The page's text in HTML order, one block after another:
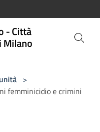
- Città
Milano
>
femminicidio e crimini